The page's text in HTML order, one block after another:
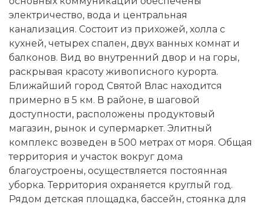
электричество, вода и центральная
канализация. Состоит из прихожей, холла с
кухней, четырех спален, двух ванных комнат и
балконов. Вид во внутренний двор и на горы,
раскрывая красоту живописного курорта.
Ближайший город Святой Влас находится
примерно в 5 км. В районе, в шаговой
доступности, расположены продуктовый
магазин, рынок и супермаркет. Элитный
комплекс возведен в 500 метрах от моря. Общая
территория и участок вокруг дома
благоустроены, осуществляется постоянная
уборка. Территория охраняется круглый год.
Рядом детская площадка, бассейн, стоянка для